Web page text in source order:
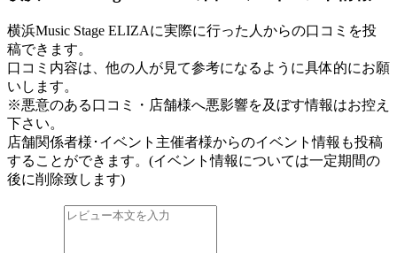
横浜Music Stage ELIZAに実際に行った人からの口コミを投
稿できます。
口コミ内容は、他の人が見て参考になるように具体的にお願
いします。
※悪意のある口コミ・店舗様へ悪影響を及ぼす情報はお控え
下さい。
店舗関係者様･イベント主催者様からのイベント情報も投稿
することができます。 (イベント情報については一定期間の
後に削除致します)